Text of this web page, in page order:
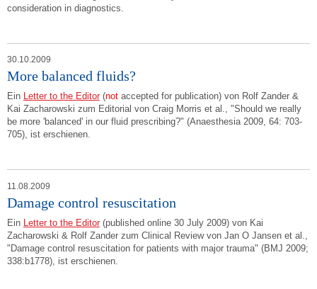
consideration in diagnostics.
30.10.2009
More balanced fluids?
Ein Letter to the Editor(notaccepted for publication) von Rolf Zander &
Kai Zacharowski zum Editorial von Craig Morris et al., "Should we really
be more 'balanced' in our fluid prescribing?" (Anaesthesia 2009, 64: 703-
705), ist erschienen.
11.08.2009
Damage control resuscitation
Ein Letter to the Editor(published online 30 July 2009) von Kai
Zacharowski & Rolf Zander zum Clinical Review von Jan O Jansen et al.,
"Damage control resuscitation for patients with major trauma" (BMJ 2009;
338:b1778), ist erschienen.